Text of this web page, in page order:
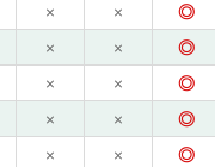
× ×
◎
× ×
◎
× ×
◎
× ×
◎
× ×
◎